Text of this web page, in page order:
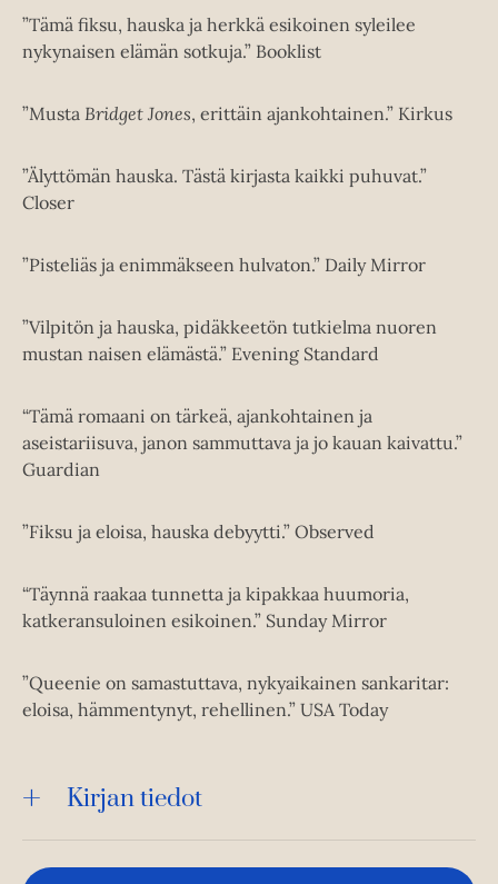
”Tämä fiksu, hauska ja herkkä esikoinen syleilee
nykynaisen elämän sotkuja.” Booklist
”Musta Bridget Jones, erittäin ajankohtainen.” Kirkus
”Älyttömän hauska. Tästä kirjasta kaikki puhuvat.”
Closer
”Pisteliäs ja enimmäkseen hulvaton.” Daily Mirror
”Vilpitön ja hauska, pidäkkeetön tutkielma nuoren
mustan naisen elämästä.” Evening Standard
“Tämä romaani on tärkeä, ajankohtainen ja
aseistariisuva, janon sammuttava ja jo kauan kaivattu.”
Guardian
”Fiksu ja eloisa, hauska debyytti.” Observed
“Täynnä raakaa tunnetta ja kipakkaa huumoria,
katkeransuloinen esikoinen.” Sunday Mirror
”Queenie on samastuttava, nykyaikainen sankaritar:
eloisa, hämmentynyt, rehellinen.” USA Today
Kirjan tiedot